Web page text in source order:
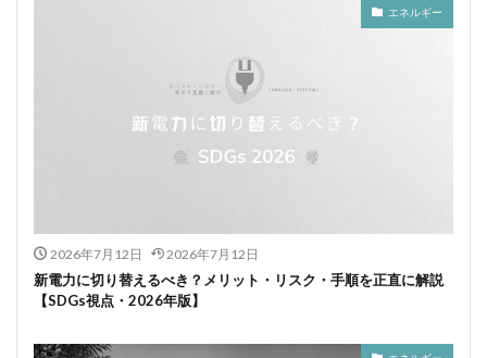
エネルギー
2026年7月12日 2026年7月12日
新電力に切り替えるべき？メリット・リスク・手順を正直に解説
【SDGs視点・2026年版】